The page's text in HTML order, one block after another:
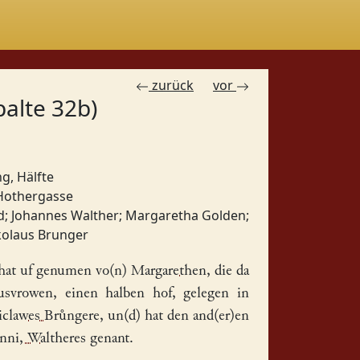
zurück vor
32b)
Hälfte
; Johannes Walther; Margaretha Golden;
Brunger
uf genumen vo(n) Margarethen, die da
einen halben hof, gelegen in
Brůngere, un(d) hat den and(er)en
Waltheres genant.